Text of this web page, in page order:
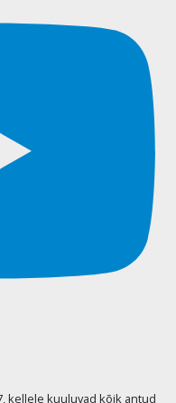
kellele kuuluvad kõik antud